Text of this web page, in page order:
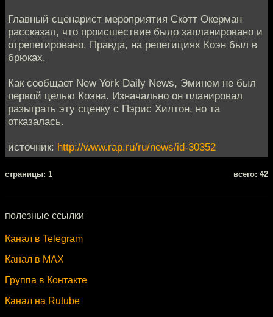
Главный сценарист мероприятия Скотт Окерман
рассказал, что происшествие было запланировано и
отрепетировано. Правда, на репетициях Коэн был в
брюках.
Как сообщает New York Daily News, Эминем не был
первой целью Коэна. Изначально он планировал
разыграть эту сценку с Пэрис Хилтон, но та
отказалась.
источник: http://www.rap.ru/ru/news/id-30352
cтраницы: 1 всего: 42
полезные ссылки
Канал в Telegram
Канал в MAX
Группа в Контакте
Канал на Rutube